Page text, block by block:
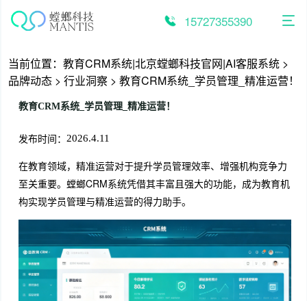
15727355390
当前位置： 教育CRM系统|北京螳螂科技官网|AI客服系统 >
品牌动态 > 行业洞察 > 教育CRM系统_学员管理_精准运营！
教育CRM系统_学员管理_精准运营！
发布时间： 2026.4.11
在教育领域，精准运营对于提升学员管理效率、增强机构竞争力
至关重要。螳螂CRM系统凭借其丰富且强大的功能，成为教育机
构实现学员管理与精准运营的得力助手。